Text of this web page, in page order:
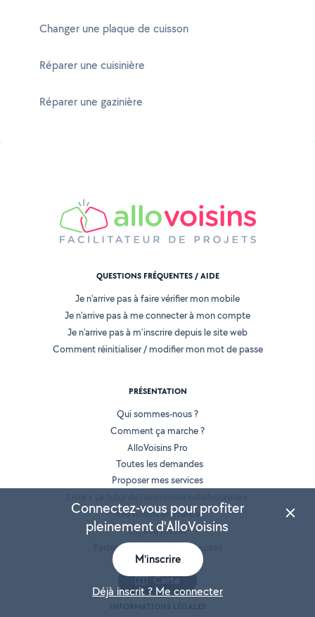
Changer une plaque de cuisson
Réparer une cuisinière
Réparer une gazinière
Carte
QUESTIONS FRÉQUENTES / AIDE
Je n'arrive pas à faire vérifier mon mobile
Je n'arrive pas à me connecter à mon compte
Je n'arrive pas à m'inscrire depuis le site web
Comment réinitialiser / modifier mon mot de passe
PRÉSENTATION
Qui sommes-nous ?
Comment ça marche ?
AlloVoisins Pro
Toutes les demandes
Proposer mes services
AlloVoisins en France
Espace presse
Partenaires et Grands Comptes
Recrutement
Connectez-vous pour profiter
pleinement d'AlloVoisins
M'inscrire
Déjà inscrit ? Me connecter